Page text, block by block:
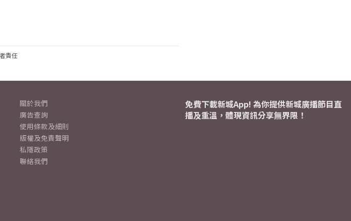
責任
關於我們
廣告查詢
使用條款及細則
版權及免責聲明
私隱政策
聯絡我們
免費下載新城App! 為你提供新城廣播節目直
播及重溫，體現資訊分享無界限！